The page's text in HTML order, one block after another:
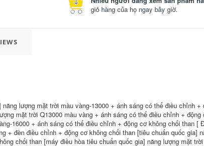
việc lớn mũ bảo hộ
chống bụi phòng
bảo hộ lao động
Công Việc Nón
Xưởng Bụi Nón
Trắng Xanh Nam Nữ
Sạch Nón Hút Mồ
Hôi Thoáng Khí Dễ
Dàng Vệ Sinh mũ
giỏ hàng của họ ngay bây giờ.
lượng mặt trời màu vàng-13000 + ánh sáng có thể điều chỉnh
mặt trời Q13000 màu vàng + ánh sáng có thể điều chỉnh +
16000 + ánh sáng có thể điều chỉnh + động cơ không chổi than [
+ đèn điều chỉnh + động cơ không chổi than [tiêu chuẩn quốc gia]
chổi than [máy điều hòa tiêu chuẩn quốc gia] năng lượng mặt